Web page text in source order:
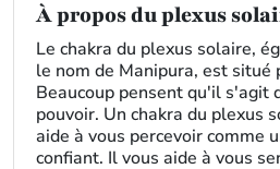
À propos du plexus
Le chakra du plexus solaire,
le nom de Manipura, est situé
Beaucoup pensent qu'il s'agit
pouvoir. Un chakra du plexus
aide à vous percevoir comme
confiant. Il vous aide à vous